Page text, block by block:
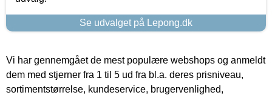
Se udvalget på Lepong.dk
Vi har gennemgået de mest populære webshops og anmeldt
dem med stjerner fra 1 til 5 ud fra bl.a. deres prisniveau,
sortimentstørrelse, kundeservice, brugervenlighed,